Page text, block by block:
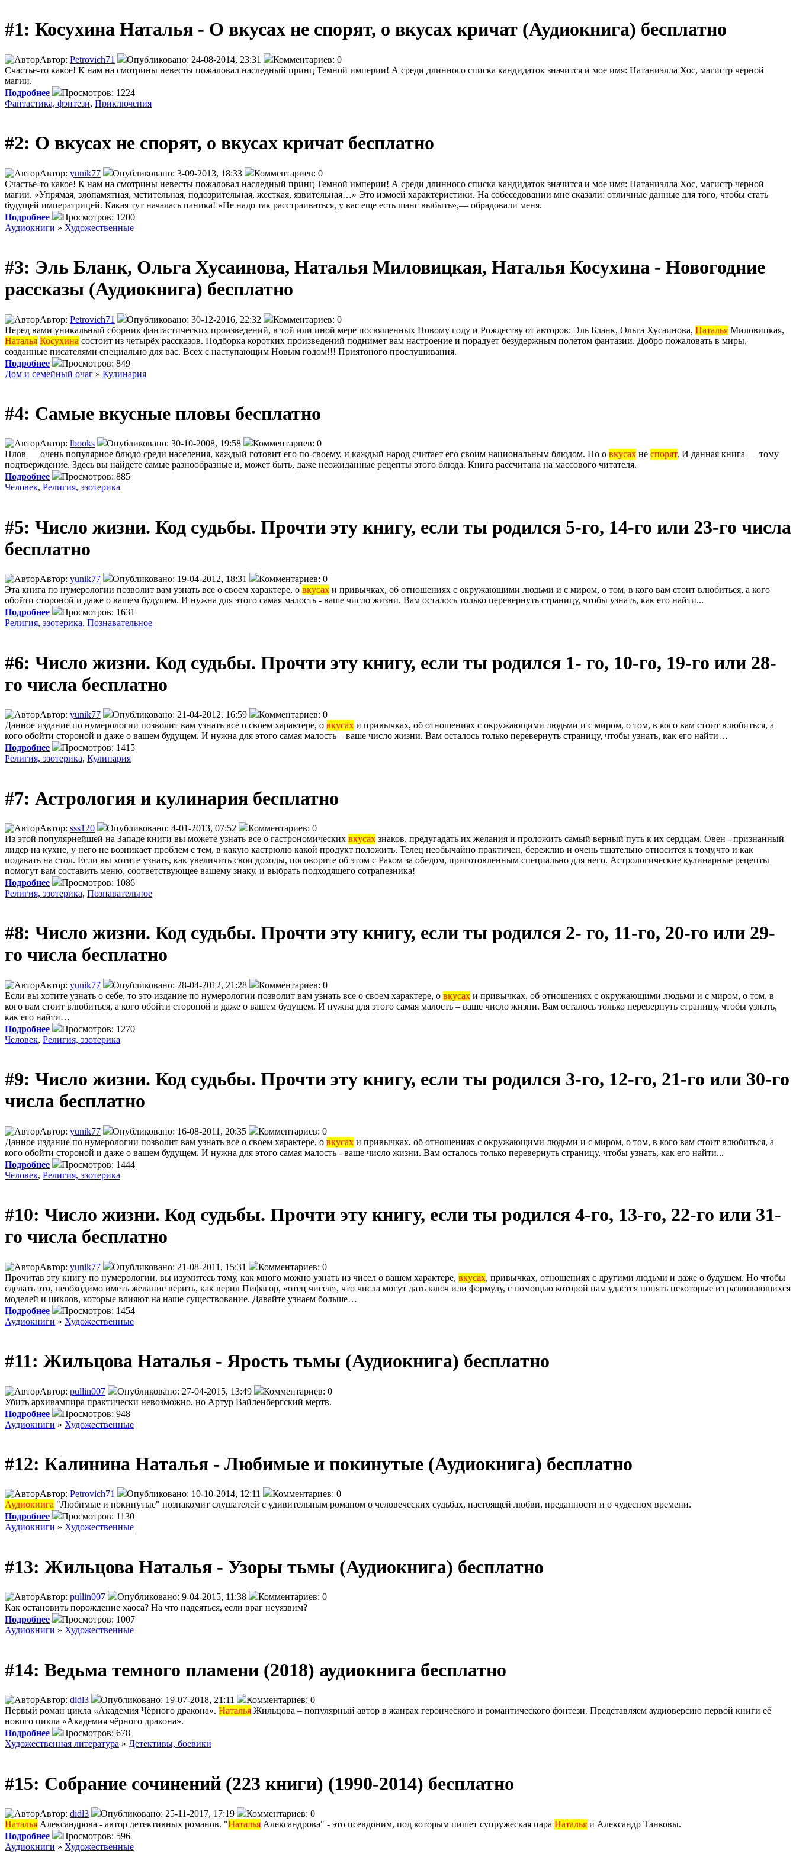
#1: Косухина Наталья - О вкусах не спорят, о вкусах кричат (Аудиокнига) бесплатно
Автор: Petrovich71 Опубликовано: 24-08-2014, 23:31
Комментариев: 0
Счастье-то какое! К нам на смотрины невесты пожаловал наследный принц Темной империи! А среди длинного списка кандидаток значится и мое имя: Натаниэлла Хос, магистр черной
магии.
Подробнее
Просмотров: 1224
Фантастика, фэнтези, Приключения
#2: О вкусах не спорят, о вкусах кричат бесплатно
Автор: yunik77 Опубликовано: 3-09-2013, 18:33
Комментариев: 0
Счастье-то какое! К нам на смотрины невесты пожаловал наследный принц Темной империи! А среди длинного списка кандидаток значится и мое имя: Натаниэлла Хос, магистр черной
магии. «Упрямая, злопамятная, мстительная, подозрительная, жесткая, язвительная…» Это измоей характеристики. На собеседовании мне сказали: отличные данные для того, чтобы стать
будущей императрицей. Какая тут началась паника! «Не надо так расстраиваться, у вас еще есть шанс выбыть»,— обрадовали меня.
Подробнее
Просмотров: 1200
Аудиокниги » Художественные
#3: Эль Бланк, Ольга Хусаинова, Наталья Миловицкая, Наталья Косухина - Новогодние
рассказы (Аудиокнига) бесплатно
Автор: Petrovich71 Опубликовано: 30-12-2016, 22:32
Комментариев: 0
Перед вами уникальный сборник фантастических произведений, в той или иной мере посвященных Новому году и Рождеству от авторов: Эль Бланк, Ольга Хусаинова, Наталья Миловицкая,
Наталья Косухина состоит из четырёх рассказов. Подборка коротких произведений поднимет вам настроение и порадует безудержным полетом фантазии. Добро пожаловать в миры,
созданные писателями специально для вас. Всех с наступающим Новым годом!!! Приятоного прослушивания.
Подробнее
Просмотров: 849
Дом и семейный очаг » Кулинария
#4: Самые вкусные пловы бесплатно
Автор: lbooks Опубликовано: 30-10-2008, 19:58
Комментариев: 0
Плов — очень популярное блюдо среди населения, каждый готовит его по-своему, и каждый народ считает его своим национальным блюдом. Но о вкусах не спорят. И данная книга — тому
подтверждение. Здесь вы найдете самые разнообразные и, может быть, даже неожиданные рецепты этого блюда. Книга рассчитана на массового читателя.
Подробнее
Просмотров: 885
Человек, Религия, эзотерика
#5: Число жизни. Код судьбы. Прочти эту книгу, если ты родился 5-го, 14-го или 23-го числа
бесплатно
Автор: yunik77 Опубликовано: 19-04-2012, 18:31
Комментариев: 0
Эта книга по нумерологии позволит вам узнать все о своем характере, о вкусах и привычках, об отношениях с окружающими людьми и с миром, о том, в кого вам стоит влюбиться, а кого
обойти стороной и даже о вашем будущем. И нужна для этого самая малость - ваше число жизни. Вам осталось только перевернуть страницу, чтобы узнать, как его найти...
Подробнее
Просмотров: 1631
Религия, эзотерика, Познавательное
#6: Число жизни. Код судьбы. Прочти эту книгу, если ты родился 1- го, 10-го, 19-го или 28-
го числа бесплатно
Автор: yunik77 Опубликовано: 21-04-2012, 16:59
Комментариев: 0
Данное издание по нумерологии позволит вам узнать все о своем характере, о вкусах и привычках, об отношениях с окружающими людьми и с миром, о том, в кого вам стоит влюбиться, а
кого обойти стороной и даже о вашем будущем. И нужна для этого самая малость – ваше число жизни. Вам осталось только перевернуть страницу, чтобы узнать, как его найти…
Подробнее
Просмотров: 1415
Религия, эзотерика, Кулинария
#7: Астрология и кулинария бесплатно
Автор: sss120 Опубликовано: 4-01-2013, 07:52
Комментариев: 0
Из этой популярнейшей на Западе книги вы можете узнать все о гастрономических вкусах знаков, предугадать их желания и проложить самый верный путь к их сердцам. Овен - признанный
лидер на кухне, у него не возникает проблем с тем, в какую кастрюлю какой продукт положить. Телец необычайно практичен, бережлив и очень тщательно относится к тому,что и как
подавать на стол. Если вы хотите узнать, как увеличить свои доходы, поговорите об этом с Раком за обедом, приготовленным специально для него. Астрологические кулинарные рецепты
помогут вам составить меню, соответствующее вашему знаку, и выбрать подходящего сотрапезника!
Подробнее
Просмотров: 1086
Религия, эзотерика, Познавательное
#8: Число жизни. Код судьбы. Прочти эту книгу, если ты родился 2- го, 11-го, 20-го или 29-
го числа бесплатно
Автор: yunik77 Опубликовано: 28-04-2012, 21:28
Комментариев: 0
Если вы хотите узнать о себе, то это издание по нумерологии позволит вам узнать все о своем характере, о вкусах и привычках, об отношениях с окружающими людьми и с миром, о том, в
кого вам стоит влюбиться, а кого обойти стороной и даже о вашем будущем. И нужна для этого самая малость – ваше число жизни. Вам осталось только перевернуть страницу, чтобы узнать,
как его найти…
Подробнее
Просмотров: 1270
Человек, Религия, эзотерика
#9: Число жизни. Код судьбы. Прочти эту книгу, если ты родился 3-го, 12-го, 21-го или 30-го
числа бесплатно
Автор: yunik77 Опубликовано: 16-08-2011, 20:35
Комментариев: 0
Данное издание по нумерологии позволит вам узнать все о своем характере, о вкусах и привычках, об отношениях с окружающими людьми и с миром, о том, в кого вам стоит влюбиться, а
кого обойти стороной и даже о вашем будущем. И нужна для этого самая малость - ваше число жизни. Вам осталось только перевернуть страницу, чтобы узнать, как его найти...
Подробнее
Просмотров: 1444
Человек, Религия, эзотерика
#10: Число жизни. Код судьбы. Прочти эту книгу, если ты родился 4-го, 13-го, 22-го или 31-
го числа бесплатно
Автор: yunik77 Опубликовано: 21-08-2011, 15:31
Комментариев: 0
Прочитав эту книгу по нумерологии, вы изумитесь тому, как много можно узнать из чисел о вашем характере, вкусах, привычках, отношениях с другими людьми и даже о будущем. Но чтобы
сделать это, необходимо иметь желание верить, как верил Пифагор, «отец чисел», что числа могут дать ключ или формулу, с помощью которой нам удастся понять некоторые из развивающихся
моделей и циклов, которые влияют на наше существование. Давайте узнаем больше…
Подробнее
Просмотров: 1454
Аудиокниги » Художественные
#11: Жильцова Наталья - Ярость тьмы (Аудиокнига) бесплатно
Автор: pullin007 Опубликовано: 27-04-2015, 13:49
Комментариев: 0
Убить архивампира практически невозможно, но Артур Вайленбергский мертв.
Подробнее
Просмотров: 948
Аудиокниги » Художественные
#12: Калинина Наталья - Любимые и покинутые (Аудиокнига) бесплатно
Автор: Petrovich71 Опубликовано: 10-10-2014, 12:11
Комментариев: 0
Аудиокнига "Любимые и покинутые" познакомит слушателей с удивительным романом о человеческих судьбах, настоящей любви, преданности и о чудесном времени.
Подробнее
Просмотров: 1130
Аудиокниги » Художественные
#13: Жильцова Наталья - Узоры тьмы (Аудиокнига) бесплатно
Автор: pullin007 Опубликовано: 9-04-2015, 11:38
Комментариев: 0
Как остановить порождение хаоса? На что надеяться, если враг неуязвим?
Подробнее
Просмотров: 1007
Аудиокниги » Художественные
#14: Ведьма темного пламени (2018) аудиокнига бесплатно
Автор: didl3 Опубликовано: 19-07-2018, 21:11
Комментариев: 0
Первый роман цикла «Академия Чёрного дракона». Наталья Жильцова – популярный автор в жанрах героического и романтического фэнтези. Представляем аудиоверсию первой книги её
нового цикла «Академия чёрного дракона».
Подробнее
Просмотров: 678
Художественная литература » Детективы, боевики
#15: Собрание сочинений (223 книги) (1990-2014) бесплатно
Автор: didl3 Опубликовано: 25-11-2017, 17:19
Комментариев: 0
Наталья Александрова - автор детективных романов. "Наталья Александрова" - это псевдоним, под которым пишет супружеская пара Наталья и Александр Танковы.
Подробнее
Просмотров: 596
Аудиокниги » Художественные